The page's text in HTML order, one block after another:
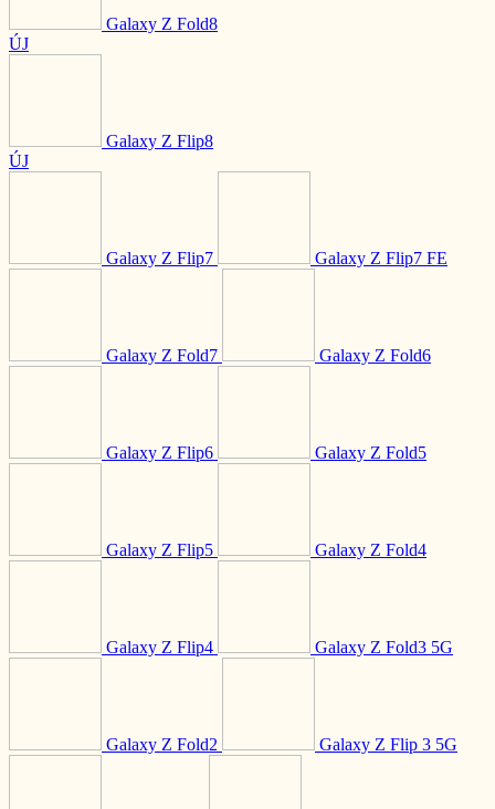
Galaxy Z Fold8
ÚJ
Galaxy Z Flip8
ÚJ
Galaxy Z Flip7 Galaxy Z Flip7 FE
Galaxy Z Fold7 Galaxy Z Fold6
Galaxy Z Flip6 Galaxy Z Fold5
Galaxy Z Flip5 Galaxy Z Fold4
Galaxy Z Flip4 Galaxy Z Fold3 5G
Galaxy Z Fold2 Galaxy Z Flip 3 5G